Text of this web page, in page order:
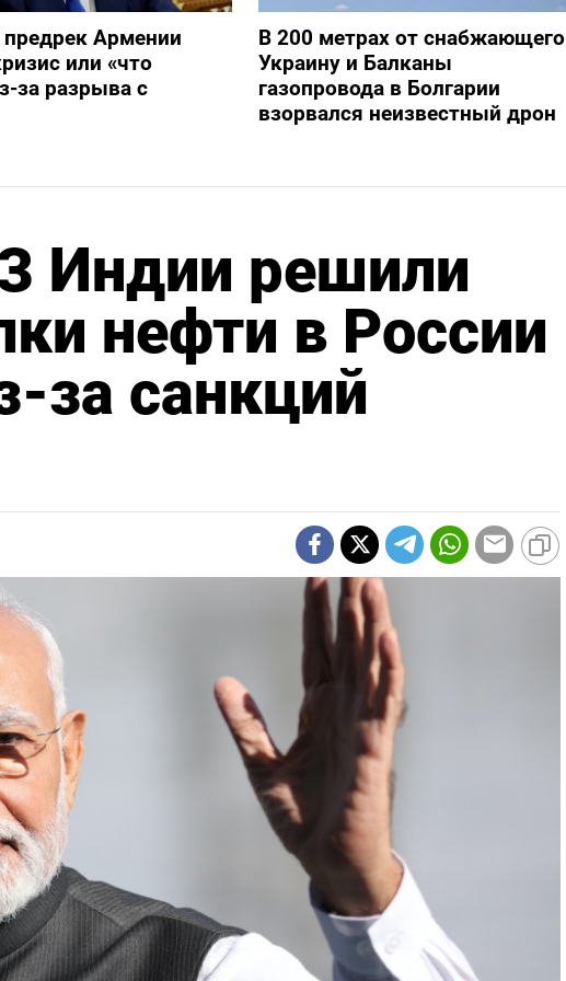
Армении
или «что
за разрыва с
В 200 метрах от снабжающего
Украину и Балканы
газопровода в Болгарии
взорвался неизвестный дрон
Индии решили
нефти в России
за санкций